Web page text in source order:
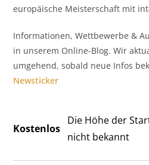
europäische Meisterschaft mit
Informationen, Wettbewerbe &
in unserem Online-Blog. Wir
umgehend, sobald neue Infos
Newsticker
Kostenlos
Die Höhe der
nicht bekannt